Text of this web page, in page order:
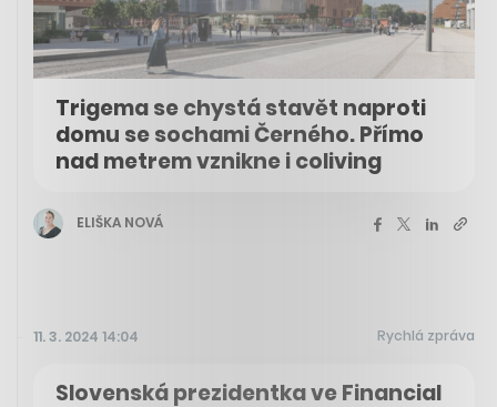
Trigema se chystá stavět naproti
domu se sochami Černého. Přímo
nad metrem vznikne i coliving
ELIŠKA NOVÁ
11. 3. 2024 14:04 Rychlá zpráva
Slovenská prezidentka ve Financial